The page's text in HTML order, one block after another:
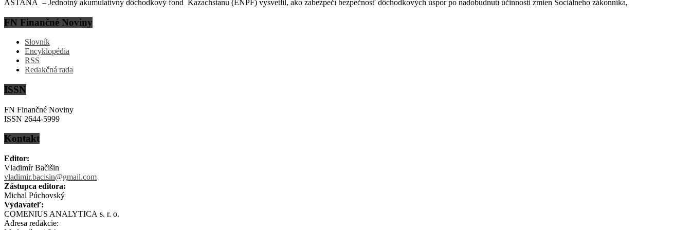
ASTANA – Jednotný akumulatívny dôchodkový fond Kazachstanu (ENPF) vysvetlil, ako zabezpečí bezpečnosť dôchodkových úspor po nadobudnutí účinnosti zmien Sociálneho zákonníka,
FN Finančné Noviny
Slovník
Encyklopédia
RSS
Redakčná rada
ISSN
FN Finančné Noviny
ISSN 2644-5999
Kontakt
Editor:
Vladimír Bačišin
vladimir.bacisin@gmail.com
Zástupca editora:
Michal Púchovský
Vydavateľ:
COMENIUS ANALYTICA s. r. o.
Adresa redakcie: